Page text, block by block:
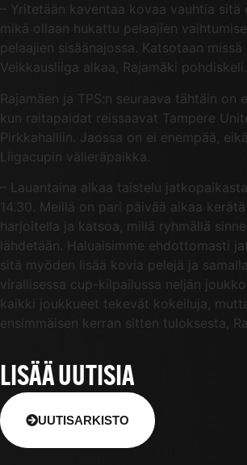
– Yritetään kaventaa kovaa vauhtia sitä
mikä ollaan hukattu pelaajien
pelaajien sisäänajossa. Katsotaan missä
Veikkausliiga alkaa, Rajamäki pohdiskeli.
Rajamäen ja TPS:n seuraava tähtäin on
kun raitapaidat reissaavat Tampere
Pirkkahalliin. Jaossa on ei enempää,
Liigacupin välieräpaikka.
– Lauantaina alkaa taistelu
14.30. Meillä on pari päivää aikaa
harjoitella ja katsoa, millä ryhmällä
lähdetään. Haluaisimme ehdottomasti
sitä myöden lisää kovia pelejä ja
virallisessa cup-kilpailussa neljän
kaikki joukkueet tekevät kokeiluja,
ensimmäisen kerran sitten tuloksesta,
LISÄÄ UUTISIA
UUTISARKISTO